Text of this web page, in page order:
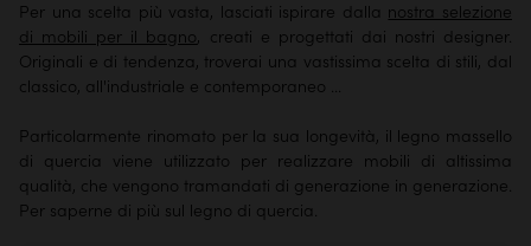
Per una scelta più vasta, lasciati ispirare dalla nostra selezione
di mobili per il bagno, creati e progettati dai nostri designer.
Originali e di tendenza, troverai una vastissima scelta di stili, dal
classico, all'industriale e contemporaneo ...
Particolarmente rinomato per la sua longevità, il legno massello
di quercia viene utilizzato per realizzare mobili di altissima
qualità, che vengono tramandati di generazione in generazione.
Per saperne di più sul legno di quercia.